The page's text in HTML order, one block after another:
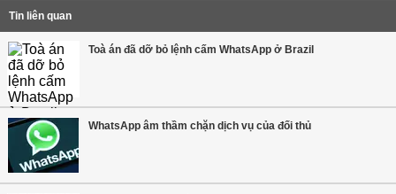
Tin liên quan
Toà án đã dỡ bỏ lệnh cấm WhatsApp ở Brazil
WhatsApp âm thầm chặn dịch vụ của đối thủ